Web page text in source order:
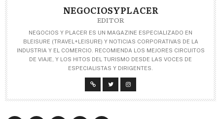
NEGOCIOSYPLACER
EDITOR
NEGOCIOS Y PLACER ES UN MAGAZINE ESPECIALIZADO EN
BLEISURE (TRAVEL+LEISURE) Y NOTICIAS CORPORATIVAS DE LA
INDUSTRIA Y EL COMERCIO. RECOMIENDA LOS MEJORES CIRCUITOS
DE VIAJE, Y LOS HITOS DEL TURISMO DESDE LAS VOCES DE
ESPECIALISTAS Y DIRIGENTES.